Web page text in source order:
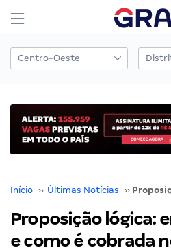
Início ›› Últimas Notícias ››
Proposição lógica:
e como é cobrada